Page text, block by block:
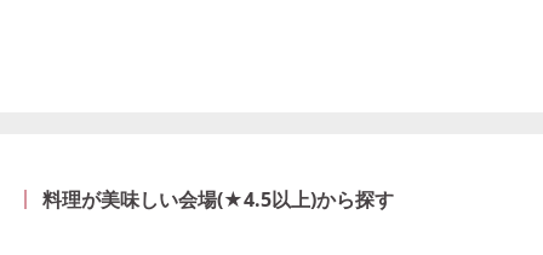
料理が美味しい会場(★4.5以上)から探す